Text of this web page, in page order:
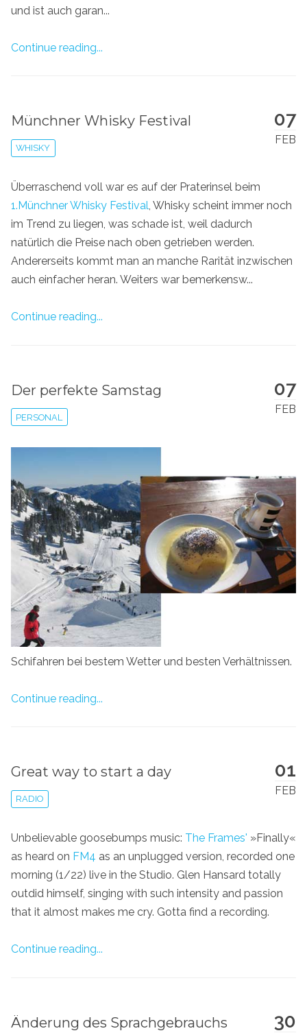
und ist auch garan...
Continue reading...
07
FEB
Münchner Whisky Festival
WHISKY
Überraschend voll war es auf der Praterinsel beim
1.Münchner Whisky Festival, Whisky scheint immer noch
im Trend zu liegen, was schade ist, weil dadurch
natürlich die Preise nach oben getrieben werden.
Andererseits kommt man an manche Rarität inzwischen
auch einfacher heran. Weiters war bemerkensw...
Continue reading...
07
FEB
Der perfekte Samstag
PERSONAL
Schifahren bei bestem Wetter und besten Verhältnissen.
Continue reading...
01
FEB
Great way to start a day
RADIO
Unbelievable goosebumps music: The Frames' »Finally«
as heard on FM4 as an unplugged version, recorded one
morning (1/22) live in the Studio. Glen Hansard totally
outdid himself, singing with such intensity and passion
that it almost makes me cry. Gotta find a recording.
Continue reading...
30
Änderung des Sprachgebrauchs